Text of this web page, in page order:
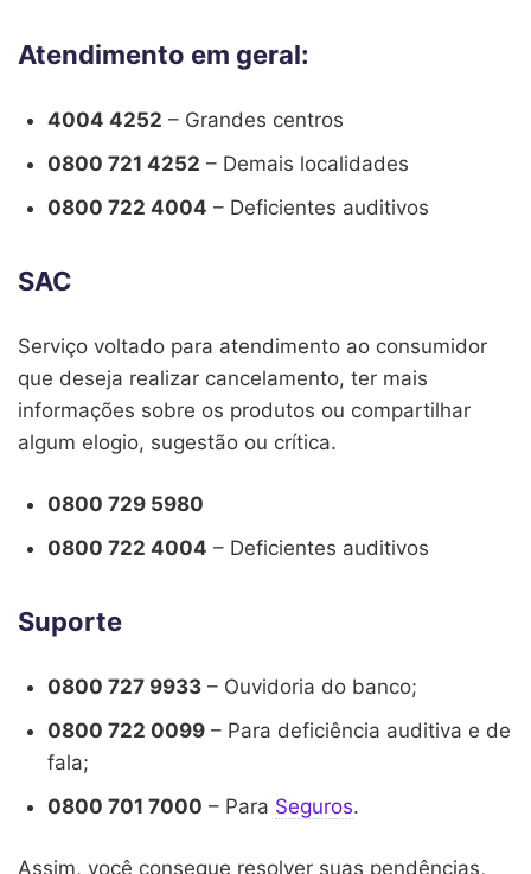
Atendimento em geral:
4004 4252 – Grandes centros
0800 721 4252 – Demais localidades
0800 722 4004 – Deficientes auditivos
SAC
Serviço voltado para atendimento ao consumidor
que deseja realizar cancelamento, ter mais
informações sobre os produtos ou compartilhar
algum elogio, sugestão ou crítica.
0800 729 5980
0800 722 4004 – Deficientes auditivos
Suporte
0800 727 9933 – Ouvidoria do banco;
0800 722 0099 – Para deficiência auditiva e de
fala;
0800 701 7000 – Para Seguros.
Assim, você consegue resolver suas pendências,